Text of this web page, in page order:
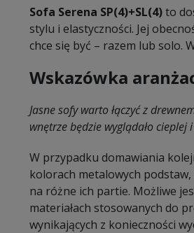
Sofa Serena SP(4)+SL(4)to
stylu i elastyczności. Jej
chce się być – razem lub solo.
Wskazówka
Jasne sofy warto łączyć z
wnętrze będzie wyglądało
W przypadku domawiania
kolorach metalowych
na różne ich partie. Możliwe
materiałach stosowanych do
wynikających z konieczności